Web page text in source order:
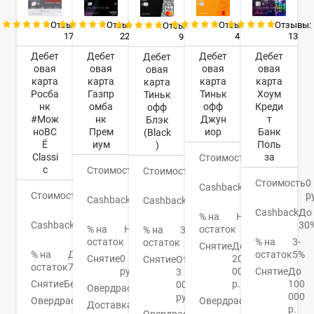
Отзывы:
17
Дебет
овая
карта
Росба
нк
#Мож
ноВС
Ё
Classi
c
Стоимость
Cashback
До
10%
% на
остаток
До
7%
СнятиеБесплатно
Овердрафт
Нет
Отзывы:
22
Дебет
овая
карта
Газпр
омба
нк
Прем
иум
Стоимость
Cashback
До
% на
остаток
Нет
Снятие0
руб.
Овердрафт
Доставка
Отзывы:
9
Дебет
овая
карта
Тиньк
офф
Блэк
(Black
)
Стоимость
руб.
Cashback
30%
% на
остаток
3,5%
СнятиеОт
3
000
руб.
Отзывы:
4
Дебет
овая
карта
Тиньк
офф
Джун
иор
Стоимость
руб.
Cashback
% на
остаток
Нет
СнятиеДо
20
000
р.
Овердрафт
Отзывы:
13
Дебет
овая
карта
Хоум
Креди
т
Банк
Поль
за
Стоимость0
CashbackДо
% на
остаток
3-
5%
СнятиеДо
100
000
р.